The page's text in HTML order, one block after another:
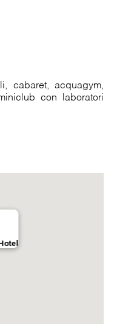
cabaret, acquagym,
con laboratori